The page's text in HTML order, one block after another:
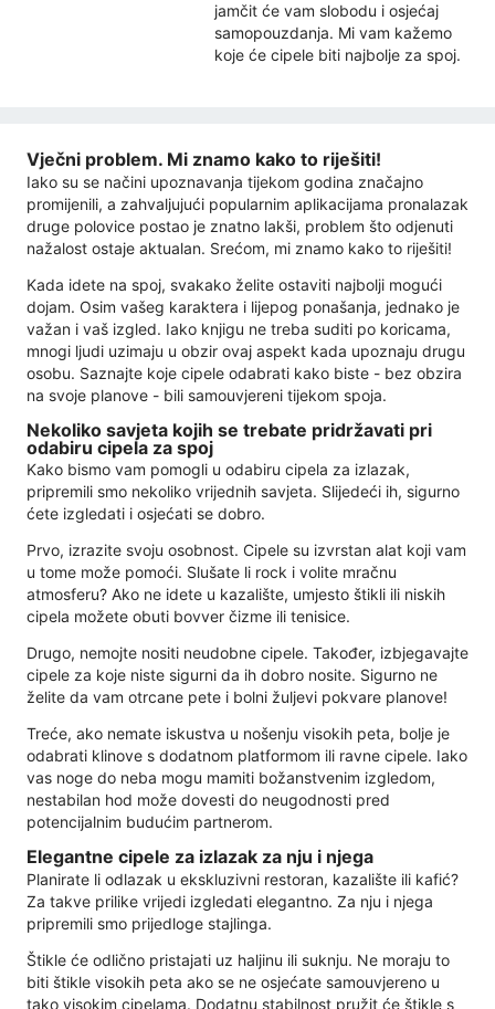
jamčit će vam slobodu i osjećaj
samopouzdanja. Mi vam kažemo
koje će cipele biti najbolje za spoj.
Vječni problem. Mi znamo kako to riješiti!
Iako su se načini upoznavanja tijekom godina značajno
promijenili, a zahvaljujući popularnim aplikacijama pronalazak
druge polovice postao je znatno lakši, problem što odjenuti
nažalost ostaje aktualan. Srećom, mi znamo kako to riješiti!
Kada idete na spoj, svakako želite ostaviti najbolji mogući
dojam. Osim vašeg karaktera i lijepog ponašanja, jednako je
važan i vaš izgled. Iako knjigu ne treba suditi po koricama,
mnogi ljudi uzimaju u obzir ovaj aspekt kada upoznaju drugu
osobu. Saznajte koje cipele odabrati kako biste - bez obzira
na svoje planove - bili samouvjereni tijekom spoja.
Nekoliko savjeta kojih se trebate pridržavati pri
odabiru cipela za spoj
Kako bismo vam pomogli u odabiru cipela za izlazak,
pripremili smo nekoliko vrijednih savjeta. Slijedeći ih, sigurno
ćete izgledati i osjećati se dobro.
Prvo, izrazite svoju osobnost. Cipele su izvrstan alat koji vam
u tome može pomoći. Slušate li rock i volite mračnu
atmosferu? Ako ne idete u kazalište, umjesto štikli ili niskih
cipela možete obuti bovver čizme ili tenisice.
Drugo, nemojte nositi neudobne cipele. Također, izbjegavajte
cipele za koje niste sigurni da ih dobro nosite. Sigurno ne
želite da vam otrcane pete i bolni žuljevi pokvare planove!
Treće, ako nemate iskustva u nošenju visokih peta, bolje je
odabrati klinove s dodatnom platformom ili ravne cipele. Iako
vas noge do neba mogu mamiti božanstvenim izgledom,
nestabilan hod može dovesti do neugodnosti pred
potencijalnim budućim partnerom.
Elegantne cipele za izlazak za nju i njega
Planirate li odlazak u ekskluzivni restoran, kazalište ili kafić?
Za takve prilike vrijedi izgledati elegantno. Za nju i njega
pripremili smo prijedloge stajlinga.
Štikle će odlično pristajati uz haljinu ili suknju. Ne moraju to
biti štikle visokih peta ako se ne osjećate samouvjereno u
tako visokim cipelama. Dodatnu stabilnost pružit će štikle s